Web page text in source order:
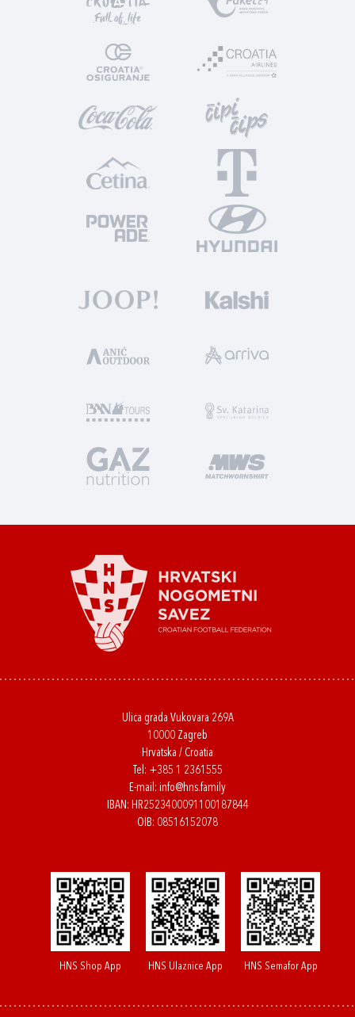
Ulica grada Vukovara 269A
10000 Zagreb
Hrvatska / Croatia
Tel: +385 1 2361555
E-mail: info@hns.family
IBAN: HR2523400091100187844
OIB: 08516152078
HNS Shop App HNS Ulaznice App HNS Semafor App